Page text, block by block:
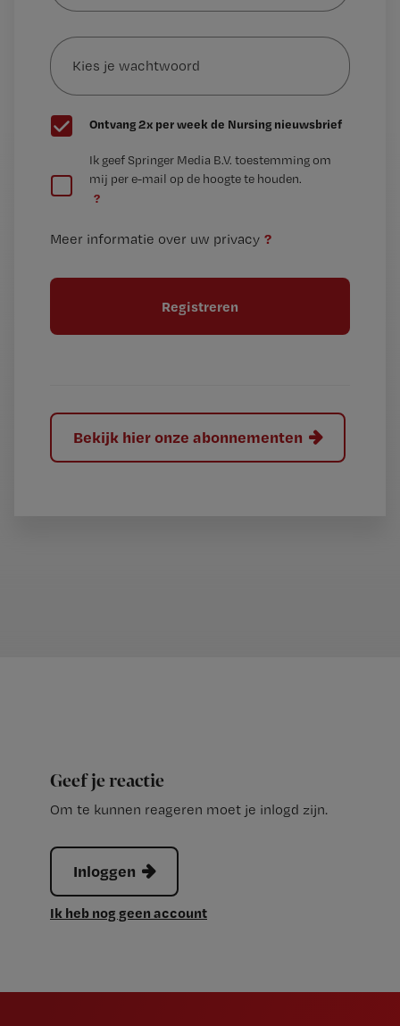
mailadres?
Kies
je
wachtwoord
G
e
t
Ontvang 2x per week de Nursing nieuwsbrief
e
t
l
Ik geef Springer Media B.V. toestemming om
mij per e-mail op de hoogte te houden.
?
Meer informatie over uw privacy ?
Bekijk hier onze abonnementen
Geef je reactie
Om te kunnen reageren moet je inlogd zijn.
Inloggen
Ik heb nog geen account